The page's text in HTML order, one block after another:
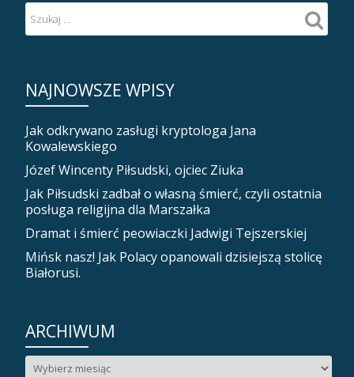
NAJNOWSZE WPISY
Jak odkrywano zasługi kryptologa Jana
Kowalewskiego
Józef Wincenty Piłsudski, ojciec Ziuka
Jak Piłsudski zadbał o własną śmierć, czyli ostatnia
posługa religijna dla Marszałka
Dramat i śmierć peowiaczki Jadwigi Tejszerskiej
Mińsk nasz! Jak Polacy opanowali dzisiejszą stolicę
Białorusi.
ARCHIWUM
Archiwum